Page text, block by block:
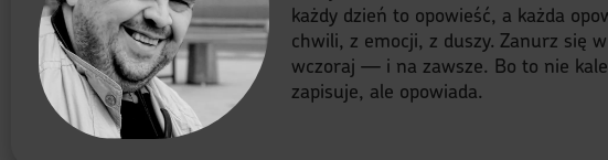
każdy dzień to opowieść, a każda
chwili, z emocji, z duszy. Zanurz się
wczoraj — i na zawsze. Bo to nie
zapisuje, ale opowiada.